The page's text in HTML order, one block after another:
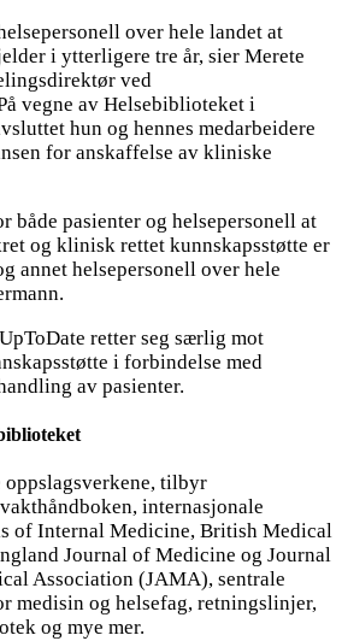
over hele landet at
i ytterligere tre år, sier Merete
ved
vegne av Helsebiblioteket i
hun og hennes medarbeidere
for anskaffelse av kliniske
både pasienter og helsepersonell at
og klinisk rettet kunnskapsstøtte er
annet helsepersonell over hele
retter seg særlig mot
i forbindelse med
av pasienter.
tilbyr
internasjonale
of Internal Medicine, British Medical
Journal of Medicine og Journal
Association (JAMA), sentrale
medisin og helsefag, retningslinjer,
og mye mer.